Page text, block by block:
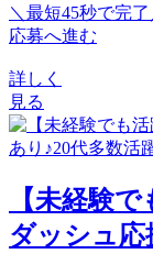
＼最短45秒で完了
応募へ進む
詳しく
見る
【未経験
ダッシュ応